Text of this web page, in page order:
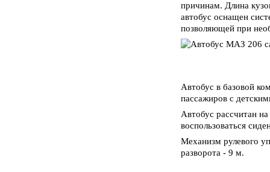
причинам. Длина
автобус оснащен
позволяющей при
Автобус в базовой
пассажиров с
Автобус рассчитан
воспользоваться
Механизм рулевого
разворота - 9 м.